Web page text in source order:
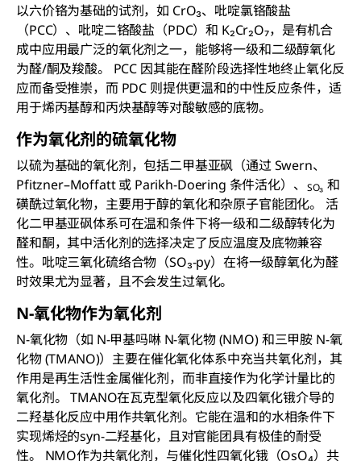
以六价铬为基础的试剂，如 CrO₃、吡啶氯铬酸盐
（PCC）、吡啶二铬酸盐（PDC）和 K₂Cr₂O₇，是有机合
成中应用最广泛的氧化剂之一，能够将一级和二级醇氧化
为醛/酮及羧酸。 PCC 因其能在醛阶段选择性地终止氧化反
应而备受推崇，而 PDC 则提供更温和的中性反应条件，适
用于烯丙基醇和丙炔基醇等对酸敏感的底物。
作为氧化剂的硫氧化物
以硫为基础的氧化剂，包括二甲基亚砜 （通过 Swern、
Pfitzner–Moffatt 或 Parikh-Doering 条件活化）、
SO₃ 和
磺酰过氧化物， 主要用于醇的氧化和杂原子官能团化。 活
化二甲基亚砜体系可在温和条件下将一级和二级醇转化为
醛和酮，其中活化剂的选择决定了反应温度及底物兼容
性。吡啶三氧化硫络合物（SO₃-py）在将一级醇氧化为醛
时效果尤为显著，且不会发生过氧化。
N-氧化物作为氧化剂
N-氧化物（如 N-甲基吗啉 N-氧化物 (NMO) 和三甲胺 N-氧
化物 (TMANO)）主要在催化氧化体系中充当共氧化剂，其
作用是再生活性金属催化剂，而非直接作为化学计量比的
氧化剂。 TMANO在瓦克型氧化反应以及四氧化锇介导的
二羟基化反应中用作共氧化剂。它能在温和的水相条件下
实现烯烃的syn-二羟基化，且对官能团具有极佳的耐受
性。 NMO作为共氧化剂，与催化性四氧化锇（OsO₄）共